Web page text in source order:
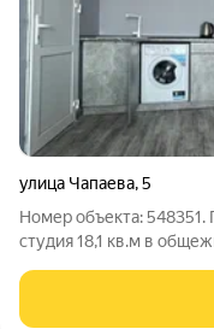
улица Чапаева,5
Номер объекта: 548351.
студия 18,1 кв.м в
хозяев ( сосед не
вашем распоряжении. В